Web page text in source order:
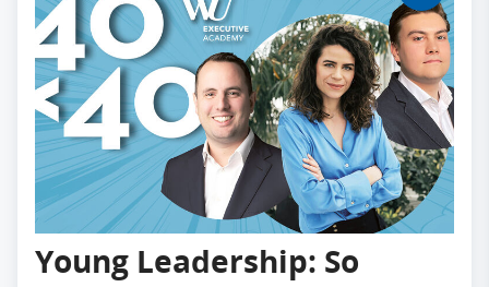
Young Leadership: So